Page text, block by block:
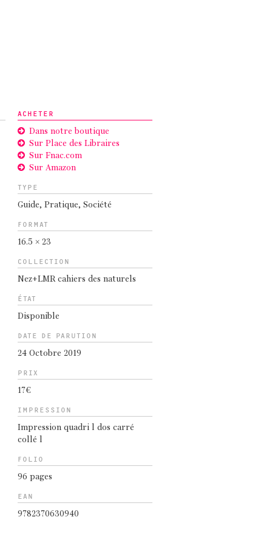
ACHETER
Dans notre boutique
Sur Place des Libraires
Sur Fnac.com
Sur Amazon
TYPE
Guide, Pratique, Société
FORMAT
16.5 × 23
COLLECTION
Nez+LMR cahiers des naturels
ÉTAT
Disponible
DATE DE PARUTION
24 Octobre 2019
PRIX
17€
IMPRESSION
Impression quadri l dos carré
collé l
FOLIO
96 pages
EAN
9782370630940